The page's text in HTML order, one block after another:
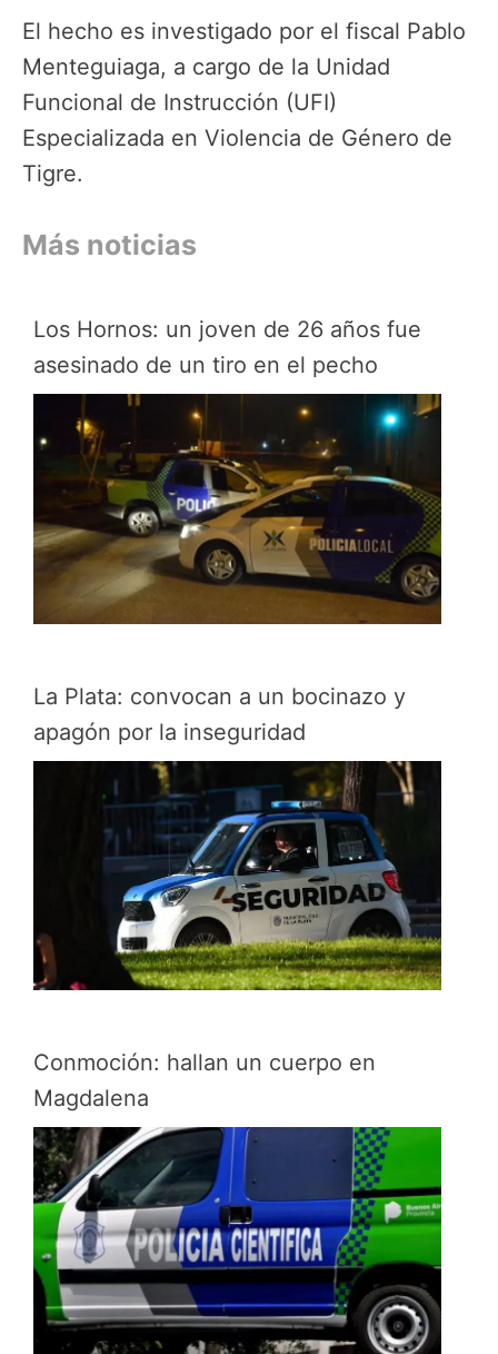
El hecho es investigado por el fiscal Pablo
Menteguiaga, a cargo de la Unidad
Funcional de Instrucción (UFI)
Especializada en Violencia de Género de
Tigre.
Más noticias
Los Hornos: un joven de 26 años fue
asesinado de un tiro en el pecho
La Plata: convocan a un bocinazo y
apagón por la inseguridad
Conmoción: hallan un cuerpo en
Magdalena